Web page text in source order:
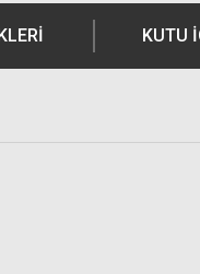
KUTU